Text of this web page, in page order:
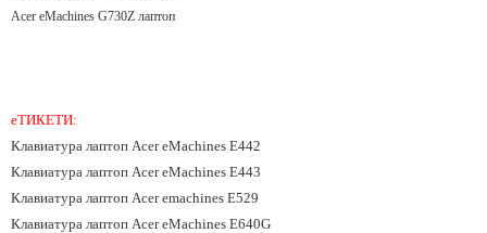
Acer eMachines G730Z лаптоп
еТИКЕТИ:
Клавиатура лаптоп Acer eMachines E442
Клавиатура лаптоп Acer eMachines E443
Клавиатура лаптоп Acer emachines E529
Клавиатура лаптоп Acer eMachines E640G